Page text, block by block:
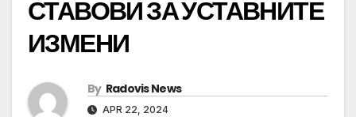
СТАВОВИ ЗА УСТАВНИТЕ
ИЗМЕНИ
By Radovis News
APR 22, 2024